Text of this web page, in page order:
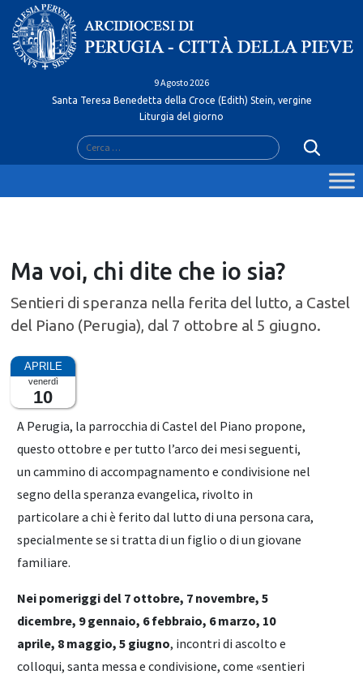
Skip
content
9 Agosto 2026
Santa Teresa Benedetta della Croce (Edith) Stein, vergine
Liturgia del giorno
Ricerca
per:
Ma voi, chi dite che io sia?
Sentieri di speranza nella ferita del lutto, a Castel
del Piano (Perugia), dal 7 ottobre al 5 giugno.
venerdì
10
A Perugia, la parrocchia di Castel del Piano propone,
questo ottobre e per tutto l’arco dei mesi seguenti,
un cammino di accompagnamento e condivisione nel
segno della speranza evangelica, rivolto in
particolare a chi è ferito dal lutto di una persona cara,
specialmente se si tratta di un figlio o di un giovane
familiare.
Nei pomeriggi del 7 ottobre, 7 novembre, 5
dicembre, 9 gennaio, 6 febbraio, 6 marzo, 10
aprile, 8 maggio, 5 giugno, incontri di ascolto e
colloqui, santa messa e condivisione, come «sentieri